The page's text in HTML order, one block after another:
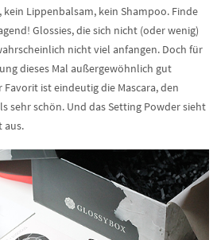
kein Lippenbalsam, kein Shampoo. Finde
Glossies, die sich nicht (oder wenig)
nicht viel anfangen. Doch für
dieses Mal außergewöhnlich gut
ist eindeutig die Mascara, den
sehr schön. Und das Setting Powder sieht
aus.